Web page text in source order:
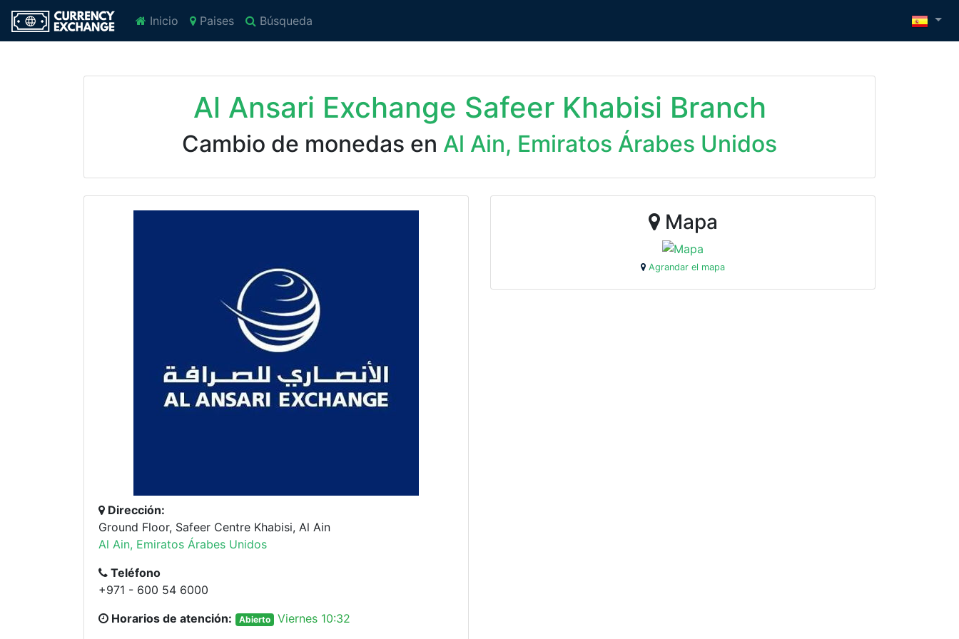
Inicio Paises Búsqueda
Al Ansari Exchange Safeer Khabisi Branch
Cambio de monedas en Al Ain, Emiratos Árabes Unidos
Dirección:
Ground Floor, Safeer Centre Khabisi, Al Ain
Al Ain, Emiratos Árabes Unidos
Teléfono
+971 - 600 54 6000
Horarios de atención:
Abierto Viernes 10:32
Mapa
Agrandar el mapa